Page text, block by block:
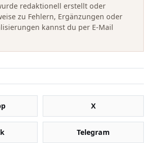
redaktionell erstellt oder
zu Fehlern, Ergänzungen oder
kannst du per E-Mail
X
Telegram